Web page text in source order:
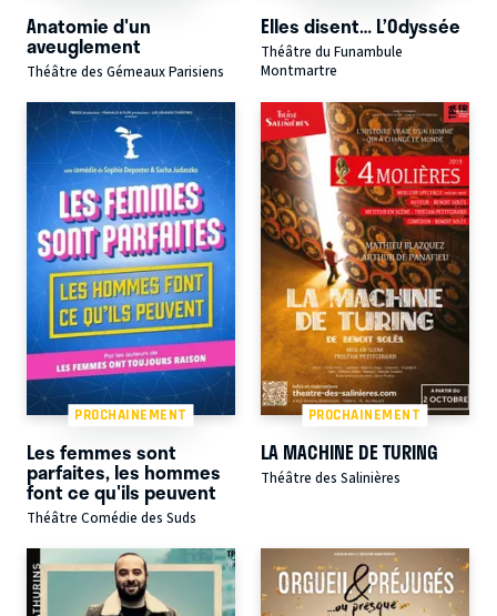
Anatomie d'un
aveuglement
Théâtre des Gémeaux Parisiens
Elles disent… L’Odyssée
Théâtre du Funambule
Montmartre
PROCHAINEMENT
Les femmes sont
parfaites, les hommes
font ce qu'ils peuvent
Théâtre Comédie des Suds
PROCHAINEMENT
LA MACHINE DE TURING
Théâtre des Salinières